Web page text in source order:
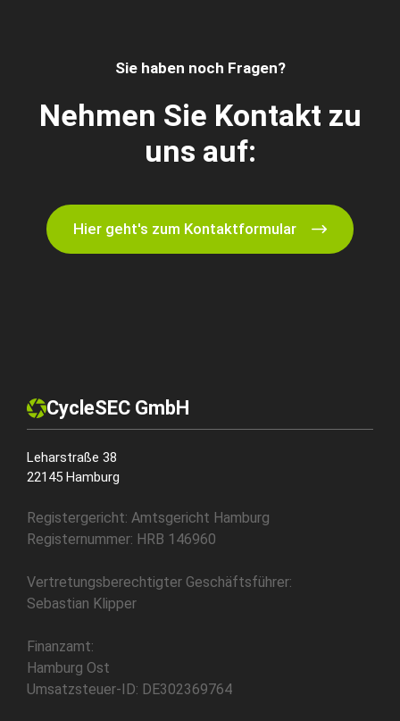
Sie haben noch Fragen?
Nehmen Sie Kontakt zu
uns auf:
Hier geht's zum Kontaktformular
CycleSEC GmbH
Leharstraße 38
22145 Hamburg
Registergericht: Amtsgericht Hamburg
Registernummer: HRB 146960
Vertretungsberechtigter Geschäftsführer:
Sebastian Klipper
Finanzamt:
Hamburg Ost
Umsatzsteuer-ID: DE302369764